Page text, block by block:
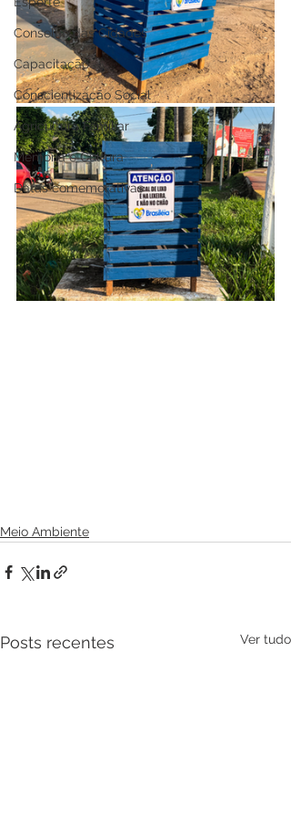
Conselho das Cidades
Capacitação
Conscientização Social
Agricultura Familiar
Memória e Cultura
Datas comemorativas
Meio Ambiente
Posts recentes Ver tudo